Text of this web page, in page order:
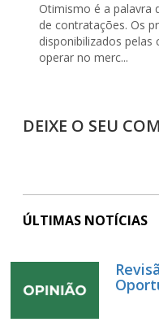
Otimismo é a palavra
de contratações. Os
disponibilizados
operar no merc...
DEIXE O SEU
ÚLTIMAS NOTÍCIAS